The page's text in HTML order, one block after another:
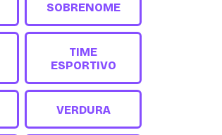
SOBRENOME
TIME
ESPORTIVO
VERDURA